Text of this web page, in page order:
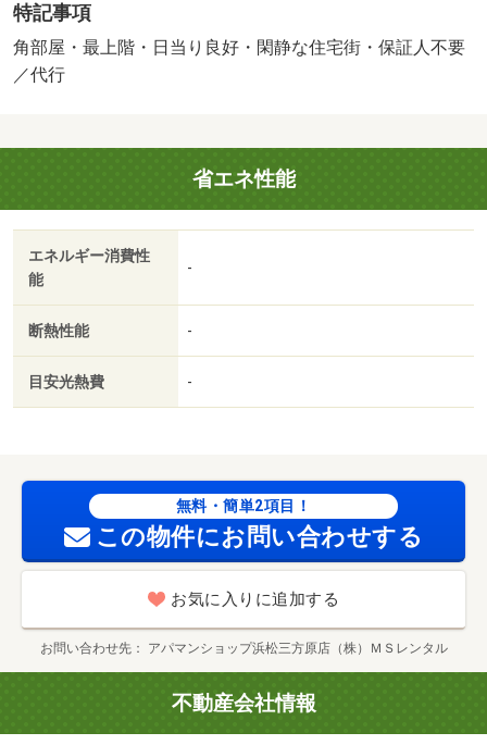
／シャワー付洗面台／ＴＶインターホン／室内洗濯置／陽
当り良好／シューズボックス／南向き／角住戸／脱衣所／
洗面所独立／洗面化粧台／駐輪場／即入居可／礼金不要／
ロック／２駅利用可／駅徒歩１０分以内／都市ガス／洗面
所にドア／南面バルコニー／ＢＳ／敷金・礼金不要／保証
会社利用可／ＩＴ重説 対応物件／静岡銀行浜松中央支店
（銀行）まで４１ｍ／セブンイレブン（コンビニ）まで１
１９ｍ／東ふれあい公園（その他）まで２４８ｍ／マック
スバリュ浜松中央店（スーパー）まで２６０ｍ／浜松簡易
の他）まで３７１ｍ/賃貸戸数:14戸
特記事項
角部屋・最上階・日当り良好・閑静な住宅街・保証人不要
／代行
省エネ性能
エネルギー消費性
能
-
断熱性能 -
目安光熱費 -
無料・簡単2項目！
この物件にお問い合わせする
お気に入りに追加する
お問い合わせ先 アパマンショップ浜松三方原店（株）ＭＳレンタル
不動産会社情報